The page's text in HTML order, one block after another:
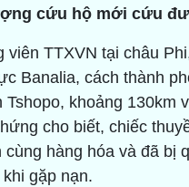
cứu hộ mới cứu
viên TTXVN tại châu
Banalia, cách thành
Tshopo, khoảng 130km
cho biết, chiếc
cùng hàng hóa và đã bị
khi gặp nạn.